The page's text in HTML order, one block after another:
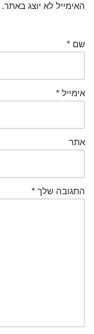
האימייל לא יוצג באתר.
שם *
אימייל *
אתר
התגובה שלך *